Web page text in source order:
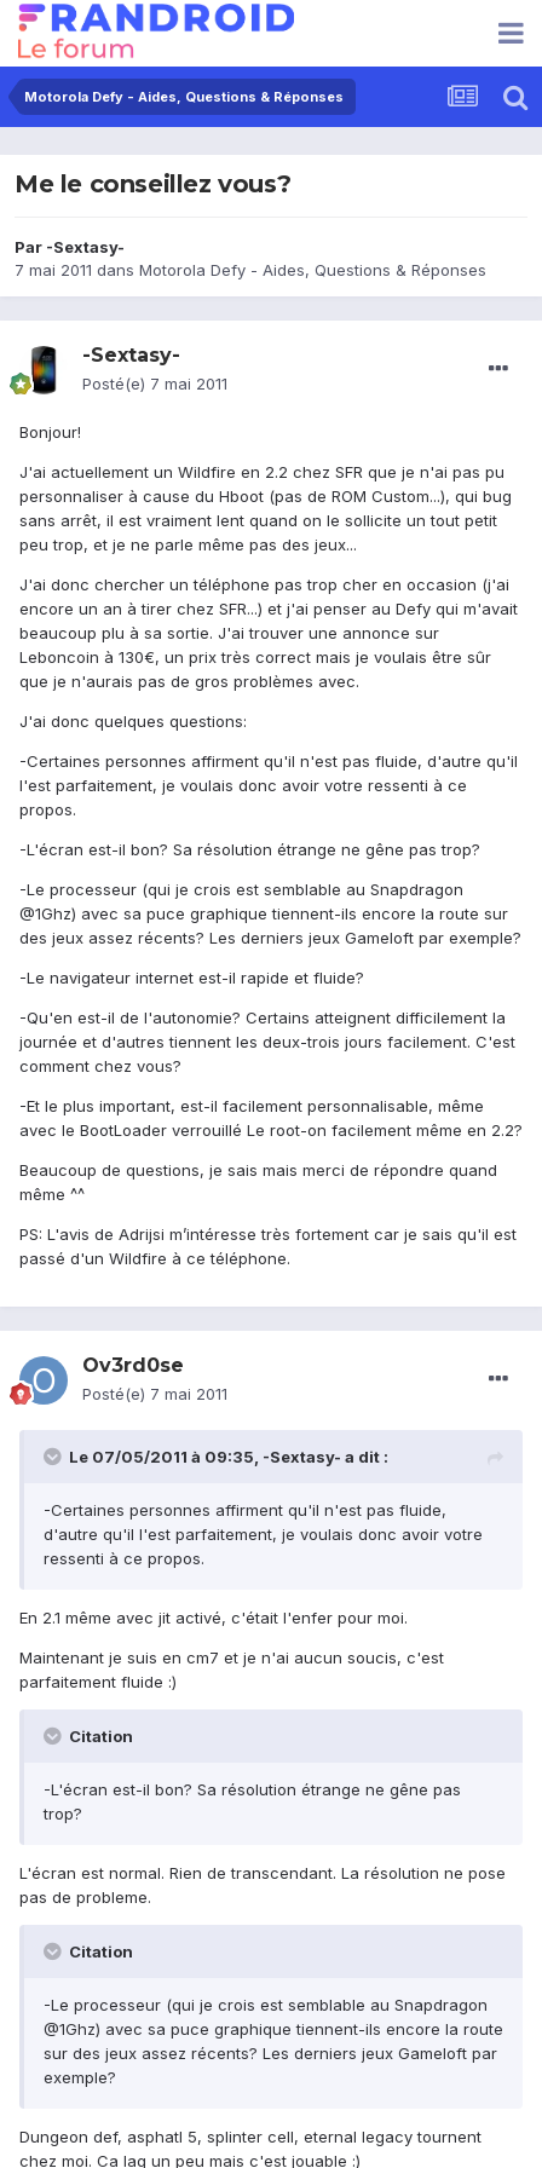
Motorola Defy - Aides, Questions & Réponses
Me le conseillez vous?
Par -Sextasy-
7 mai 2011 dans Motorola Defy - Aides, Questions & Réponses
-Sextasy-
Posté(e) 7 mai 2011
Bonjour!
J'ai actuellement un Wildfire en 2.2 chez SFR que je n'ai pas pu
personnaliser à cause du Hboot (pas de ROM Custom...), qui bug
sans arrêt, il est vraiment lent quand on le sollicite un tout petit
peu trop, et je ne parle même pas des jeux...
J'ai donc chercher un téléphone pas trop cher en occasion (j'ai
encore un an à tirer chez SFR...) et j'ai penser au Defy qui m'avait
beaucoup plu à sa sortie. J'ai trouver une annonce sur
Leboncoin à 130€, un prix très correct mais je voulais être sûr
que je n'aurais pas de gros problèmes avec.
J'ai donc quelques questions:
-Certaines personnes affirment qu'il n'est pas fluide, d'autre qu'il
l'est parfaitement, je voulais donc avoir votre ressenti à ce
propos.
-L'écran est-il bon? Sa résolution étrange ne gêne pas trop?
-Le processeur (qui je crois est semblable au Snapdragon
@1Ghz) avec sa puce graphique tiennent-ils encore la route sur
des jeux assez récents? Les derniers jeux Gameloft par exemple?
-Le navigateur internet est-il rapide et fluide?
-Qu'en est-il de l'autonomie? Certains atteignent difficilement la
journée et d'autres tiennent les deux-trois jours facilement. C'est
comment chez vous?
-Et le plus important, est-il facilement personnalisable, même
avec le BootLoader verrouillé Le root-on facilement même en 2.2?
Beaucoup de questions, je sais mais merci de répondre quand
même ^^
PS: L'avis de Adrijsi m’intéresse très fortement car je sais qu'il est
passé d'un Wildfire à ce téléphone.
Ov3rd0se
Posté(e) 7 mai 2011
Le 07/05/2011 à 09:35, -Sextasy- a dit :
-Certaines personnes affirment qu'il n'est pas fluide,
d'autre qu'il l'est parfaitement, je voulais donc avoir votre
ressenti à ce propos.
En 2.1 même avec jit activé, c'était l'enfer pour moi.
Maintenant je suis en cm7 et je n'ai aucun soucis, c'est
parfaitement fluide :)
Citation
-L'écran est-il bon? Sa résolution étrange ne gêne pas
trop?
L'écran est normal. Rien de transcendant. La résolution ne pose
pas de probleme.
Citation
-Le processeur (qui je crois est semblable au Snapdragon
@1Ghz) avec sa puce graphique tiennent-ils encore la route
sur des jeux assez récents? Les derniers jeux Gameloft par
exemple?
Dungeon def, asphatl 5, splinter cell, eternal legacy tournent
chez moi. Ca lag un peu mais c'est jouable :)